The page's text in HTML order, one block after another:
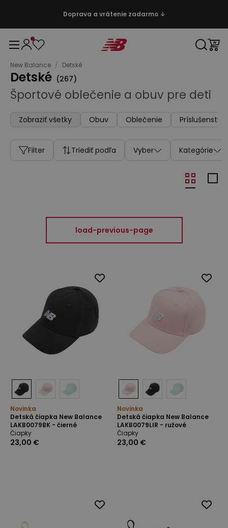
Doprava a vrátenie zadarmo ↓
New Balance / Detské
Detské (267)
Športové oblečenie a obuv pre deti
Zobraziť všetky Obuv Oblečenie Príslušenstvo
Filter Triediť podľa Vyber Kategórie
load-previous-page
Novinka
Detská čiapka New Balance
LAKB0079BK - čierné
Čiapky
23,00 €
Novinka
Detská čiapka New Balance
LAKB0079LIR - ružové
Čiapky
23,00 €